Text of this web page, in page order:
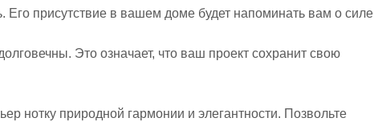
присутствие в вашем доме будет напоминать вам о силе
Это означает, что ваш проект сохранит свою
нотку природной гармонии и элегантности. Позвольте